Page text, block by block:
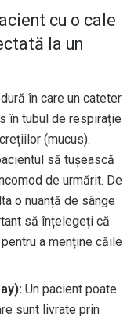
cu o cale
la un
în care un cateter
în tubul de respirație
(mucus).
să tușească
de urmărit. De
o nuanță de sânge
să înțelegeți că
a menține căile
Un pacient poate
sunt livrate prin